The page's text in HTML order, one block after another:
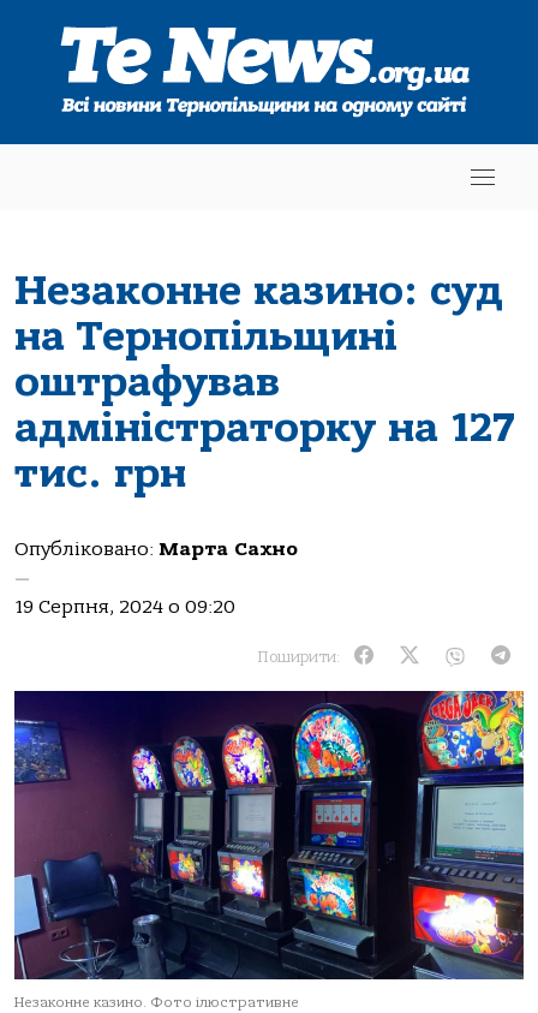
Незаконне казино: суд
на Тернопільщині
оштрафував
адміністраторку на 127
тис. грн
Опубліковано: Марта Сахно
—
19 Серпня, 2024 о 09:20
Поширити:
Незаконне казино. Фото ілюстративне